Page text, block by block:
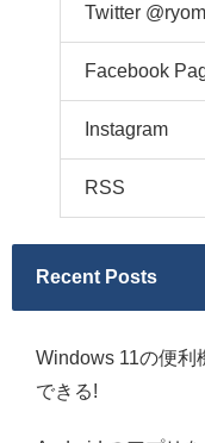
Twitter
Facebook
Instagram
RSS
Recent Posts
Windows 11の便利
できる!